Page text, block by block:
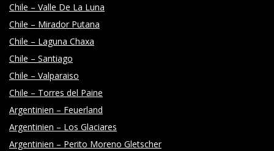
Chile – Valle De La Luna
Chile – Mirador Putana
Chile – Laguna Chaxa
Chile – Santiago
Chile – Valparaiso
Chile – Torres del Paine
Argentinien – Feuerland
Argentinien – Los Glaciares
Argentinien – Perito Moreno Gletscher